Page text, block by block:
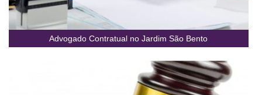
Advogado Contratual no Jardim São Bento